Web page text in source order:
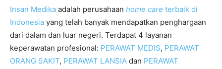
Insan Medika adalah perusahaan home care terbaik di
Indonesia yang telah banyak mendapatkan penghargaan
dari dalam dan luar negeri. Terdapat 4 layanan
keperawatan profesional: PERAWAT MEDIS, PERAWAT
ORANG SAKIT, PERAWAT LANSIA dan PERAWAT